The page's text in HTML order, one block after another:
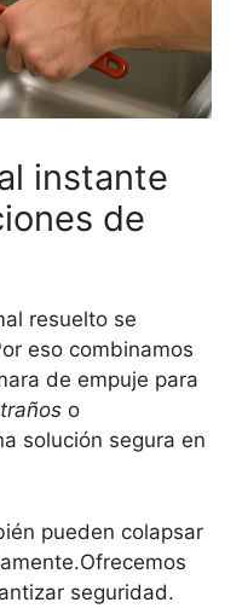
instante
de
resuelto se
eso combinamos
de empuje para
o
solución segura en
pueden colapsar
seguridad.